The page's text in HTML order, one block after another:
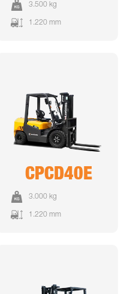
3.500 kg
1.220 mm
CPCD40E
3.000 kg
1.220 mm